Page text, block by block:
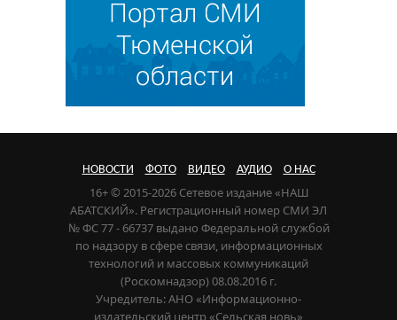
НОВОСТИ ФОТО ВИДЕО АУДИО О НАС
16+ © 2015-2026 Сетевое издание «НАШ
АБАТСКИЙ». Регистрационный номер СМИ ЭЛ
№ ФС 77 - 66737 выдано Федеральной службой
по надзору в сфере связи, информационных
технологий и массовых коммуникаций
(Роскомнадзор) 08.08.2016 г.
Учредитель: АНО «Информационно-
издательский центр «Сельская новь»